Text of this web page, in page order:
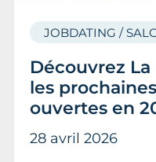
Découvrez La
les
ouvertes en
JOBDATING /
28 avril 2026